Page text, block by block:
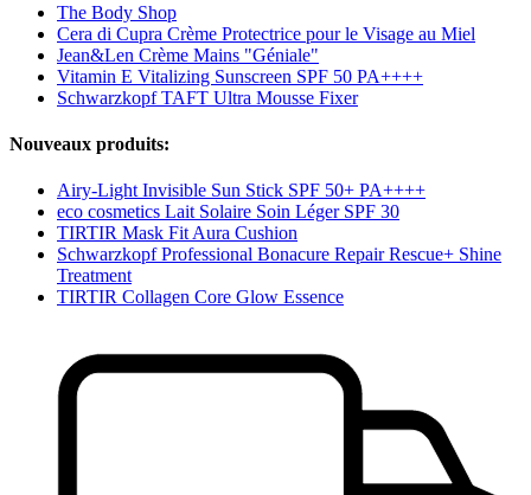
The Body Shop
Cera di Cupra Crème Protectrice pour le Visage au Miel
Jean&Len Crème Mains "Géniale"
Vitamin E Vitalizing Sunscreen SPF 50 PA++++
Schwarzkopf TAFT Ultra Mousse Fixer
Nouveaux produits:
Airy-Light Invisible Sun Stick SPF 50+ PA++++
eco cosmetics Lait Solaire Soin Léger SPF 30
TIRTIR Mask Fit Aura Cushion
Schwarzkopf Professional Bonacure Repair Rescue+ Shine
Treatment
TIRTIR Collagen Core Glow Essence